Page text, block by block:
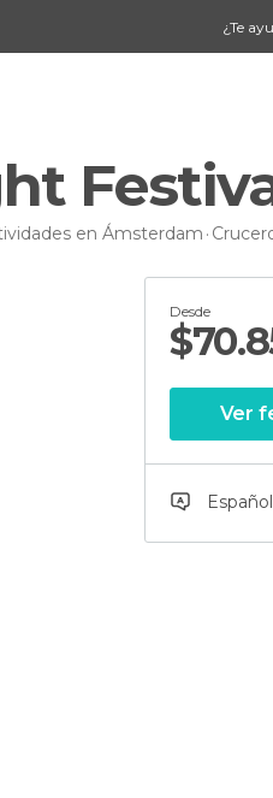
¿Te
en Ámsterdam
Desde
$
Ver